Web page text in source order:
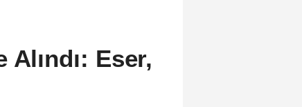
Alındı: Eser,